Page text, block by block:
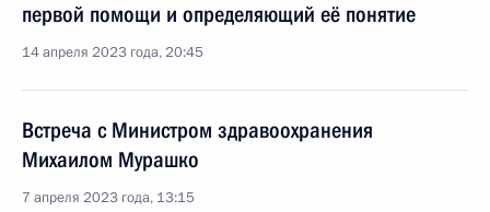
первой помощи и определяющий её понятие
14 апреля 2023 года, 20:45
Встреча с Министром здравоохранения
Михаилом Мурашко
7 апреля 2023 года, 13:15